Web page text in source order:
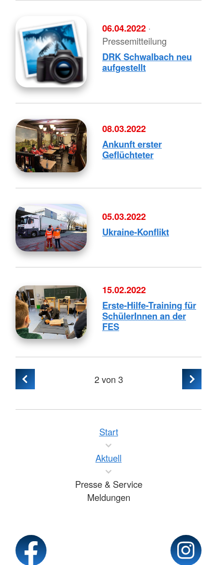
06.04.2022 ·
Pressemitteilung
DRK Schwalbach neu
aufgestellt
08.03.2022
Ankunft erster
Geflüchteter
05.03.2022
Ukraine-Konflikt
15.02.2022
Erste-Hilfe-Training für
SchülerInnen an der
FES
2von 3
Start
Aktuell
Presse & Service
Meldungen